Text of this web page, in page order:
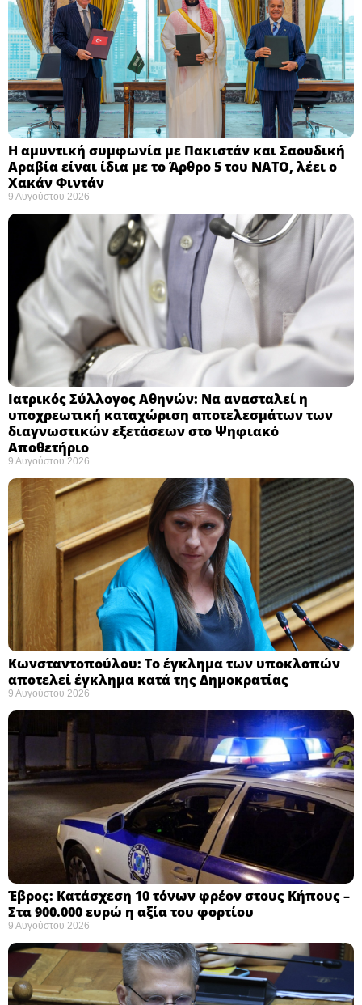
Η αμυντική συμφωνία με Πακιστάν και Σαουδική
Αραβία είναι ίδια με το Άρθρο 5 του ΝΑΤΟ, λέει ο
Χακάν Φιντάν ​
9 Αυγούστου 2026
Ιατρικός Σύλλογος Αθηνών: Να ανασταλεί η
υποχρεωτική καταχώριση αποτελεσμάτων των
διαγνωστικών εξετάσεων στο Ψηφιακό
Αποθετήριο ​
9 Αυγούστου 2026
Κωνσταντοπούλου: Το έγκλημα των υποκλοπών
αποτελεί έγκλημα κατά της Δημοκρατίας ​
9 Αυγούστου 2026
Έβρος: Κατάσχεση 10 τόνων φρέον στους Κήπους –
Στα 900.000 ευρώ η αξία του φορτίου ​
9 Αυγούστου 2026